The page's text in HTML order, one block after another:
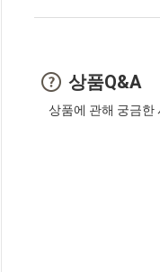
상품Q&A
상품에 관해 궁금한